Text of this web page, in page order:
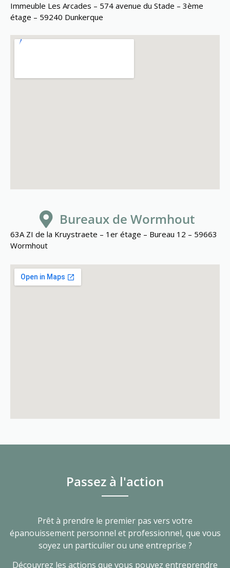
Immeuble Les Arcades – 574 avenue du Stade – 3ème
étage – 59240 Dunkerque
Bureaux de Wormhout
63A ZI de la Kruystraete – 1er étage – Bureau 12 – 59663
Wormhout
Passez à l'action
Prêt à prendre le premier pas vers votre
épanouissement personnel et professionnel, que vous
soyez un particulier ou une entreprise ?
Découvrez les actions que vous pouvez entreprendre